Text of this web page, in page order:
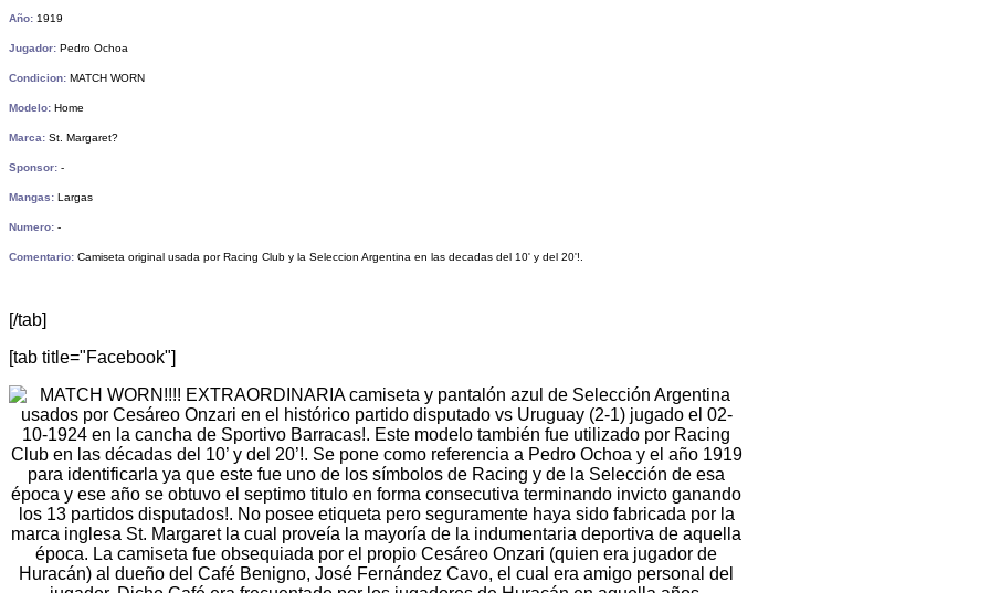
Año: 1919
Jugador: Pedro Ochoa
Condicion: MATCH WORN
Modelo: Home
Marca: St. Margaret?
Sponsor: -
Mangas: Largas
Numero: -
Comentario: Camiseta original usada por Racing Club y la Seleccion Argentina en las decadas del 10' y del 20'!.
[/tab]
[tab title="Facebook"]